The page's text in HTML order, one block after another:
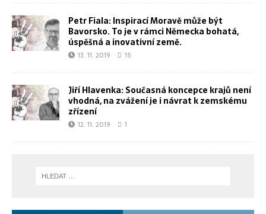
Petr Fiala: Inspirací Moravě může být
Bavorsko. To je v rámci Německa bohatá,
úspěšná a inovativní země.
13. 11. 2019 15
Jiří Hlavenka: Současná koncepce krajů není
vhodná, na zvážení je i návrat k zemskému
zřízení
12. 11. 2019 1